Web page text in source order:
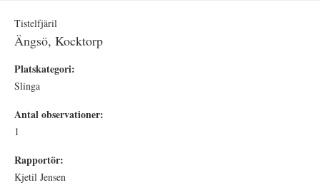
Tistelfjäril
Ängsö, Kocktorp
Platskategori:
Slinga
Antal observationer:
1
Rapportör:
Kjetil Jensen